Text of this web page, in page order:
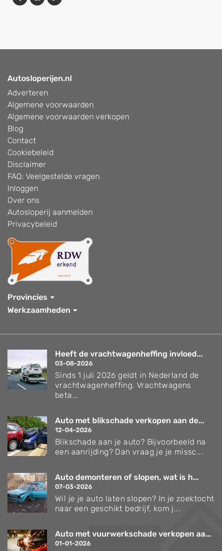
Autosloperijen.nl
Adverteren
Algemene voorwaarden
Algemene voorwaarden verkopen
Blog
Contact
Cookiebeleid
Disclaimer
FAQ: Veelgestelde vragen
Inloggen
Over ons
Autosloperij aanmelden
Privacybeleid
Provincies
Werkzaamheden
Heeft de vrachtwagenheffing invloed...
03-08-2026
Sinds 1 juli 2026 geldt in Nederland de
vrachtwagenheffing. Vrachtwagens
beta...
Auto met blikschade verkopen aan de...
12-04-2026
Blikschade aan je auto? Bijvoorbeeld na
een aanrijding? Dan vraag je je missc...
Auto demonteren of slopen, wat is h...
07-03-2026
Wil je je auto laten slopen? In je zoektocht
naar een geschikt bedrijf, kom j...
Auto met vuurwerkschade verkopen aa...
01-01-2026